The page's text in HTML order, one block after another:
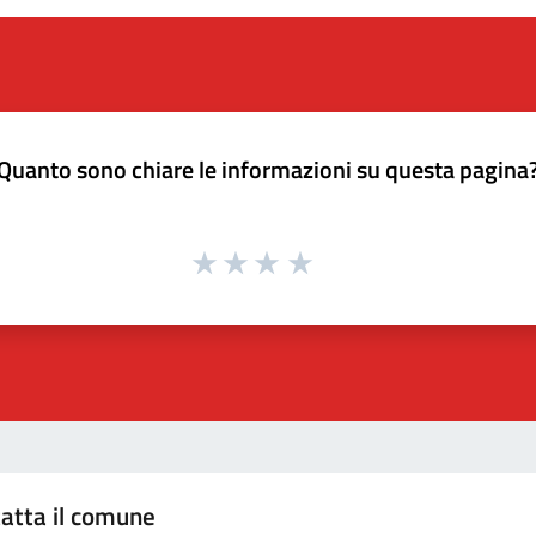
sono chiare le informazioni su questa
il comune